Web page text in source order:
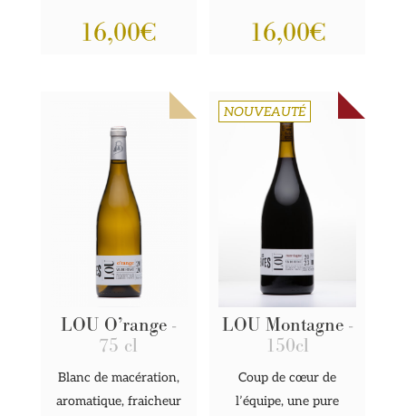
16,00€ 16,00€
LOU O’range -
75 cl
Blanc de macération,
aromatique, fraicheur
NOUVEAUTÉ
LOU Montagne -
150cl
Coup de cœur de
l’équipe, une pure